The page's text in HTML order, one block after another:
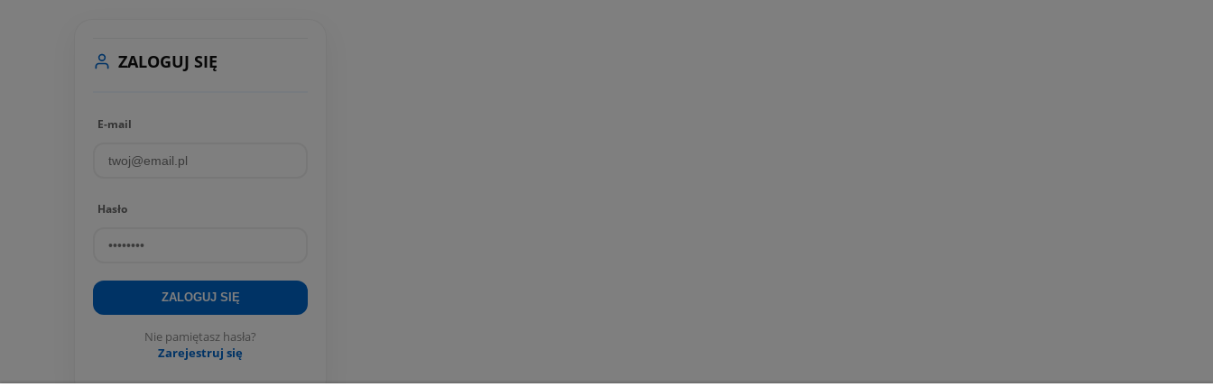
ZALOGUJ SIĘ
E-mail
Hasło
ZALOGUJ SIĘ
Nie pamiętasz hasła?
Zarejestruj się